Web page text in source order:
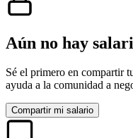
Aún no hay
Sé el primero en compartir
ayuda a la comunidad a
Compartir mi salario